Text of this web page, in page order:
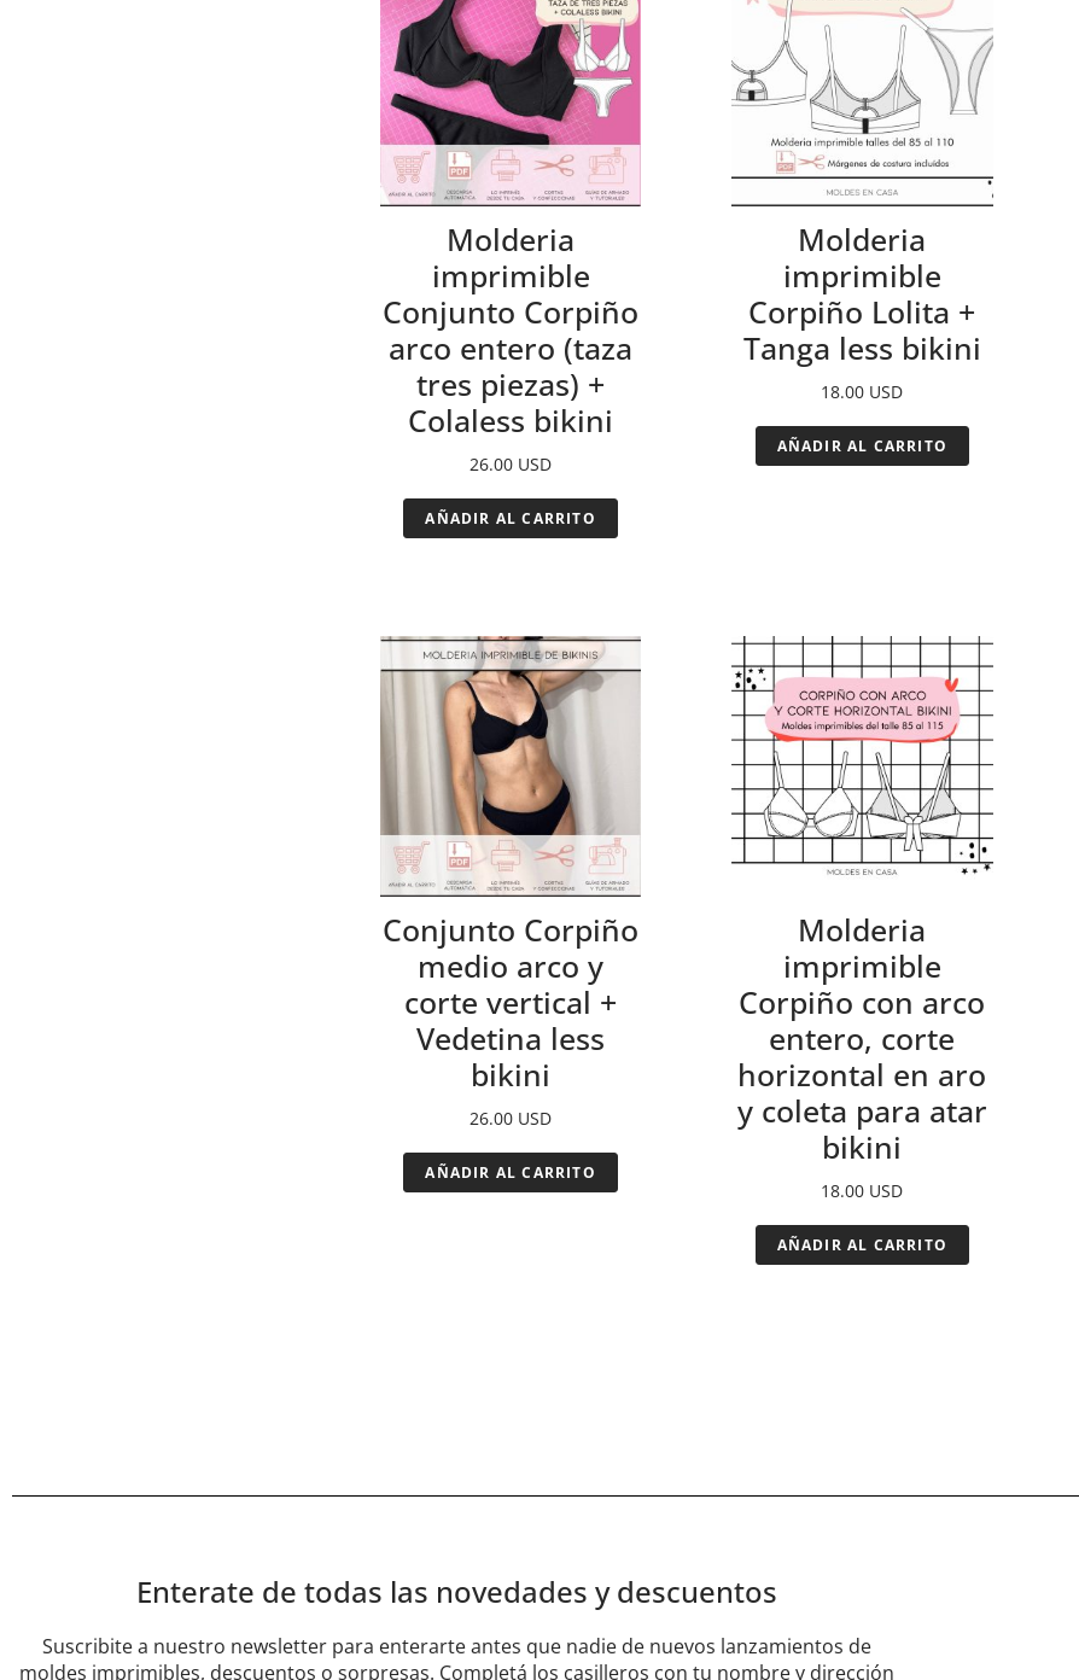
Molderia
imprimible
Conjunto Corpiño
arco entero (taza
tres piezas) +
Colaless bikini
26.00 USD
AÑADIR AL CARRITO
Molderia
imprimible
Corpiño Lolita +
Tanga less bikini
18.00 USD
AÑADIR AL CARRITO
Conjunto Corpiño
medio arco y
corte vertical +
Vedetina less
bikini
26.00 USD
AÑADIR AL CARRITO
Molderia
imprimible
Corpiño con arco
entero, corte
horizontal en aro
y coleta para atar
bikini
18.00 USD
AÑADIR AL CARRITO
Enterate de todas las novedades y descuentos
Suscribite a nuestro newsletter para enterarte antes que nadie de nuevos lanzamientos de
moldes imprimibles, descuentos o sorpresas. Completá los casilleros con tu nombre y dirección